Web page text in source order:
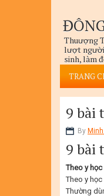
Thuượng
lượt người
sinh, làm
thức Dinh
mọi
TRANG
9 bài
By
9 bài
Theo y
Theo y
Thường